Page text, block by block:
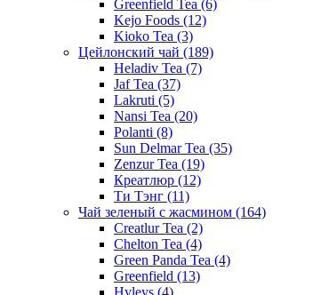
Greenfield Tea (6)
Kejo Foods (12)
Kioko Tea (3)
Цейлонский чай (189)
Heladiv Tea (7)
Jaf Tea (37)
Lakruti (5)
Nansi Tea (20)
Polanti (8)
Sun Delmar Tea (35)
Zenzur Tea (19)
Креатлюр (12)
Ти Тэнг (11)
Чай зеленый с жасмином (164)
Creatlur Tea (2)
Chelton Tea (4)
Green Panda Tea (4)
Greenfield (13)
Hyleys (4)